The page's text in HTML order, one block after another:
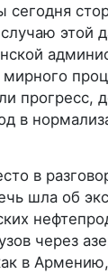
сегодня
этой
прогресс,
в
в
шла об
через
в